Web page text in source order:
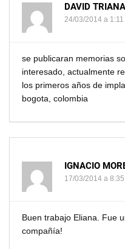
DAVID TRIANA
24/03/2014 a 1:11
se publicaran memorias
interesado, actualmente
los primeros años de
bogota, colombia
IGNACIO
17/03/2014 a
Buen trabajo Eliana. Fue
compañía!